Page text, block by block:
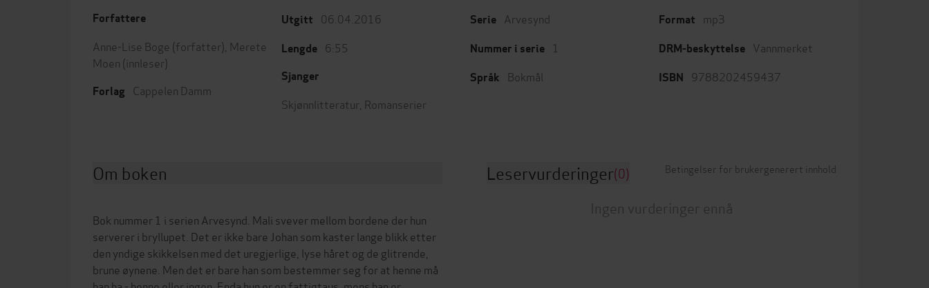
Forfattere
Anne-Lise Boge (forfatter), Merete
Moen (innleser)
Forlag Cappelen Damm
Utgitt 06.04.2016
Lengde 6:55
Sjanger
Skjønnlitteratur Romanserier
Serie Arvesynd
Nummer i serie 1
Språk Bokmål
Format mp3
DRM-beskyttelse Vannmerket
ISBN 9788202459437
Om boken
Bok nummer 1 i serien Arvesynd. Mali svever mellom bordene der hun
serverer i bryllupet. Det er ikke bare Johan som kaster lange blikk etter
den yndige skikkelsen med det uregjerlige, lyse håret og de glitrende,
brune øynene. Men det er bare han som bestemmer seg for at henne må
Leservurderinger(0) Betingelser for brukergenerert innhold
Ingen vurderinger ennå